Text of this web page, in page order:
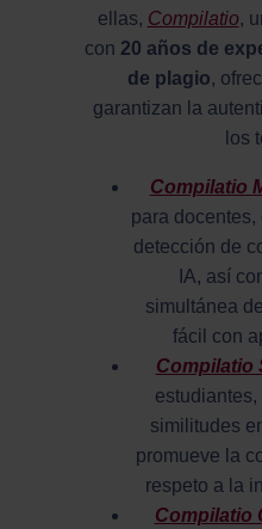
ellas, Compilatio,
con 20 años de
de plagio,
garantizan la
los
Compilatio
para docentes,
detección de
IA, así
simultánea
fácil con
Compilatio
similitudes
promueve la
respeto a la
Compilatio